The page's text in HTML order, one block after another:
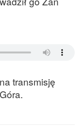
transmisję